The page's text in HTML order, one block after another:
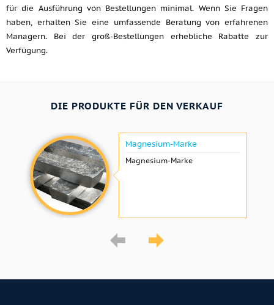
für die Ausführung von Bestellungen minimal. Wenn Sie Fragen
haben, erhalten Sie eine umfassende Beratung von erfahrenen
Managern. Bei der groß-Bestellungen erhebliche Rabatte zur
Verfügung.
DIE PRODUKTE FÜR DEN VERKAUF
Magnesium-Marke
Magnesium-Marke